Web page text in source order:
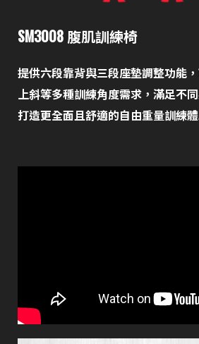
SM3008 腹肌訓練椅
提供六段靠背與三段座墊調整功能
上斜等多種訓練角度需求，滿足不
打造更全面且舒適的自由重量訓練體